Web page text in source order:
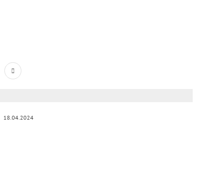
18.04.2024